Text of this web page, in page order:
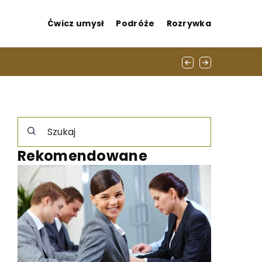
Ćwicz umysł Podróże Rozrywka
teatru
finansową
Rekomendowane